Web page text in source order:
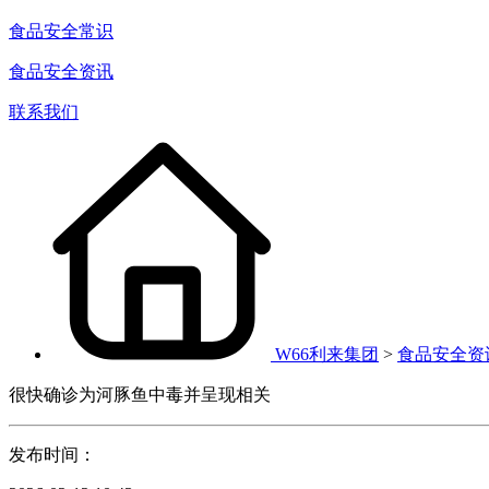
食品安全常识
食品安全资讯
联系我们
W66利来集团 > 食品安全资
很快确诊为河豚鱼中毒并呈现相关
发布时间：